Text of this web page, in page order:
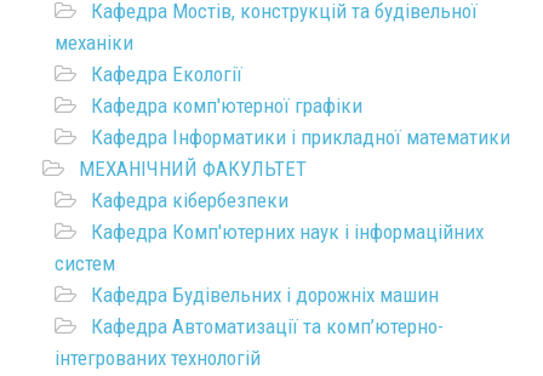
Кафедра Мостів, конструкцій та будівельної
механіки
Кафедра Екології
Кафедра комп'ютерної графіки
Кафедра Інформатики і прикладної математики
МЕХАНІЧНИЙ ФАКУЛЬТЕТ
Кафедра кібербезпеки
Кафедра Комп'ютерних наук і інформаційних
систем
Кафедра Будівельних і дорожніх машин
Кафедра Автоматизації та комп’ютерно-
інтегрованих технологій